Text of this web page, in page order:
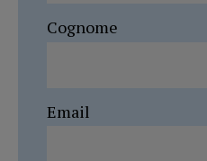
Cognome
Email